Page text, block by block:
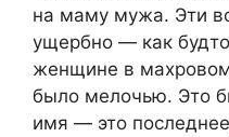
на маму мужа. Эти
ущербно — как
женщине в
было мелочью. Это
имя — это